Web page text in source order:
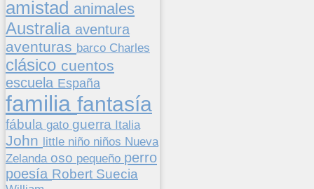
amistad animales
Australia aventura
aventuras barco Charles
clásico cuentos
escuela España
familia fantasía
fábula gato guerra Italia
John little niño niños Nueva
Zelanda oso pequeño perro
poesía Robert Suecia